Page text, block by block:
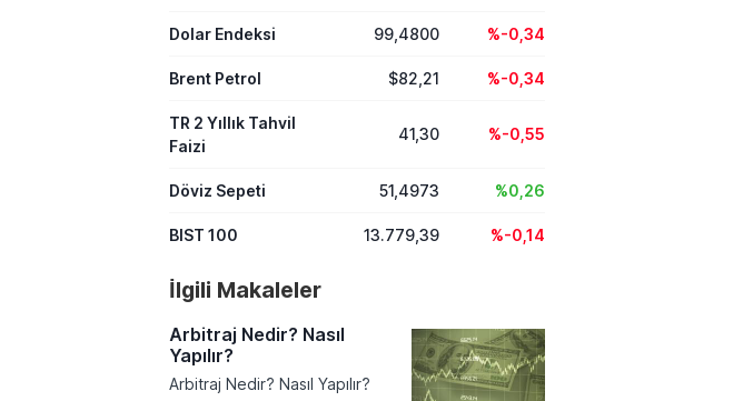
Dolar Endeksi 99,4800 %-0,34
Brent Petrol $82,21 %-0,34
TR 2 Yıllık Tahvil
Faizi
41,30 %-0,55
Döviz Sepeti 51,4973 %0,26
BIST 100 13.779,39 %-0,14
İlgili Makaleler
Arbitraj Nedir? Nasıl
Yapılır?
Arbitraj Nedir? Nasıl Yapılır?